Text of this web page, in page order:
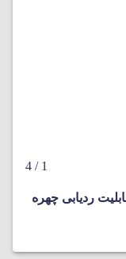
1
/ 4
ردیابی چهره